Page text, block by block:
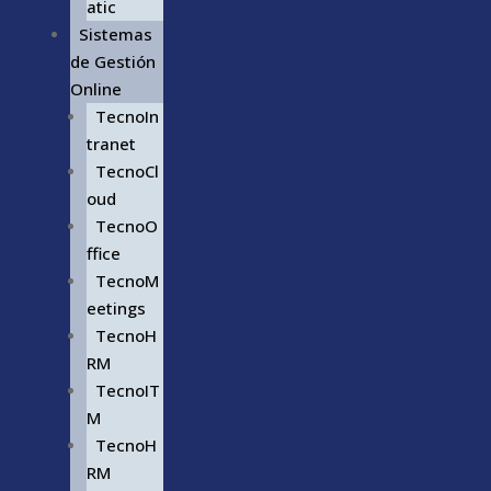
atic
Sistemas
de Gestión
Online
TecnoIn
tranet
TecnoCl
oud
TecnoO
ffice
TecnoM
eetings
TecnoH
RM
TecnoIT
M
TecnoH
RM